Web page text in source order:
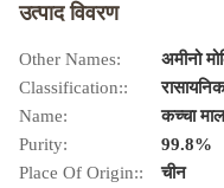
उत्पाद विवरण
Other Names:
अमीनो
Classification::
Name:
कच्चा
Purity:
99.8%
Place Of Origin::
चीन